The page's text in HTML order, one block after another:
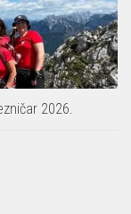
2026.